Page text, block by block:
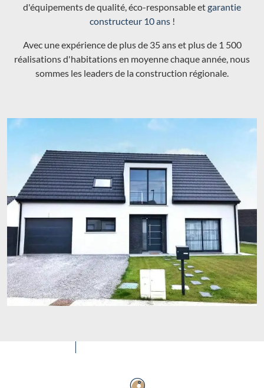
d'équipements de qualité, éco-responsable etgarantie
constructeur 10 ans!
Avec une expérience de plus de 35 ans et plus de 1 500
réalisations d'habitations en moyenne chaque année, nous
sommes les leaders de la construction régionale.